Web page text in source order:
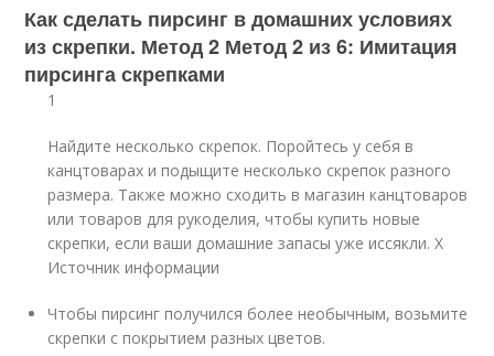
Как сделать пирсинг в домашних условиях
из скрепки. Метод 2 Метод 2 из 6: Имитация
пирсинга скрепками
1
Найдите несколько скрепок. Поройтесь у себя в
канцтоварах и подыщите несколько скрепок разного
размера. Также можно сходить в магазин канцтоваров
или товаров для рукоделия, чтобы купить новые
скрепки, если ваши домашние запасы уже иссякли. X
Источник информации
Чтобы пирсинг получился более необычным, возьмите
скрепки с покрытием разных цветов.